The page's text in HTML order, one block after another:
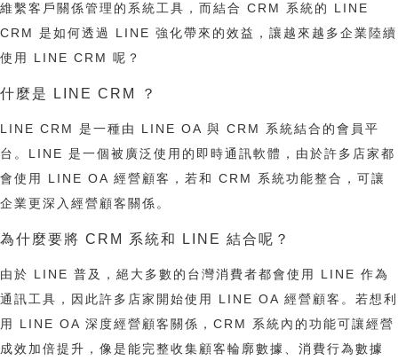
維繫客戶關係管理的系統工具，而結合 CRM 系統的 LINE
CRM 是如何透過 LINE 強化帶來的效益，讓越來越多企業陸續
使用 LINE CRM 呢？
什麼是 LINE CRM ？
LINE CRM 是一種由 LINE OA 與 CRM 系統結合的會員平
台。LINE 是一個被廣泛使用的即時通訊軟體，由於許多店家都
會使用 LINE OA 經營顧客，若和 CRM 系統功能整合，可讓
企業更深入經營顧客關係。
為什麼要將 CRM 系統和 LINE 結合呢？
由於 LINE 普及，絕大多數的台灣消費者都會使用 LINE 作為
通訊工具，因此許多店家開始使用 LINE OA 經營顧客。若想利
用 LINE OA 深度經營顧客關係，CRM 系統內的功能可讓經營
成效加倍提升，像是能完整收集顧客輪廓數據、消費行為數據